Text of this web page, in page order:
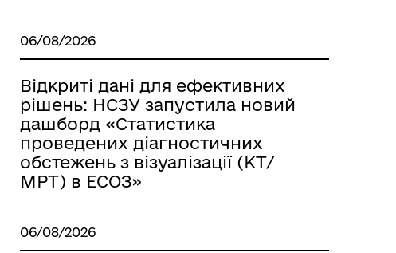
06/08/2026
Відкриті дані для ефективних
рішень: НСЗУ запустила новий
дашборд «Статистика
проведених діагностичних
обстежень з візуалізації (КТ/
МРТ) в ЕСОЗ»
06/08/2026